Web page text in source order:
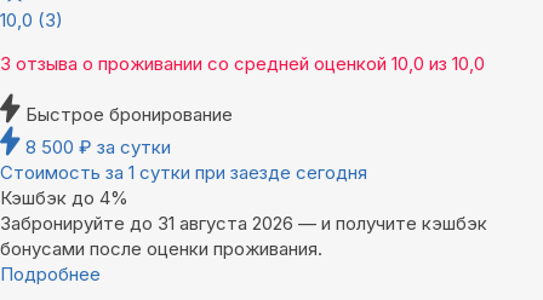
10,0 (3)
3 отзыва о проживании со средней оценкой 10,0 из 10,0
Быстрое бронирование
8 500 ₽ за сутки
Стоимость за 1 сутки при заезде сегодня
Кэшбэк до 4%
Забронируйте до 31 августа 2026 — и получите кэшбэк
бонусами после оценки проживания.
Подробнее